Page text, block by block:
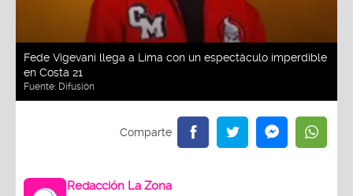
Fede Vigevani llega a Lima con un espectáculo imperdible
en Costa 21
Fuente: Difusión
Redacción La Zona